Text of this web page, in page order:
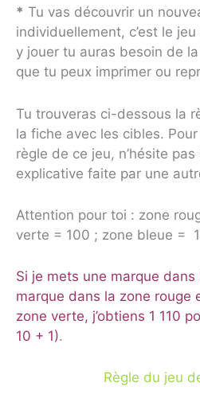
* Tu vas découvrir un
individuellement, c’est le
y jouer tu auras besoin de
que tu peux imprimer ou
Tu trouveras ci-dessous la
la fiche avec les cibles.
règle de ce jeu, n’hésite
explicative faite par une
Attention pour toi : zone
verte = 100 ; zone bleue =
Si je mets une marque
marque dans la zone rouge
zone verte, j’obtiens 1 110
10 + 1).
Règle du jeu